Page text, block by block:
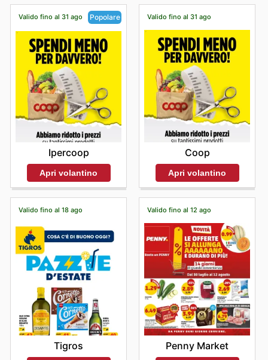
Valido fino al 31 ago Popolare
Ipercoop
Apri volantino
Valido fino al 31 ago
Coop
Apri volantino
Valido fino al 18 ago
Tigros
Valido fino al 12 ago
Penny Market